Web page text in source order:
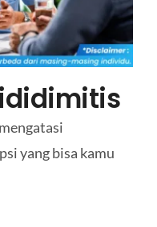
yang bisa kamu